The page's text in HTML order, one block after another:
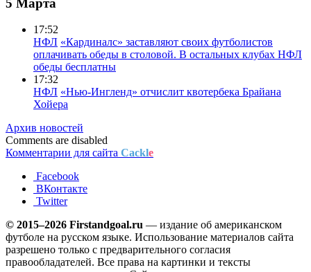
17:52
НФЛ «Кардиналс» заставляют своих футболистов
оплачивать обеды в столовой. В остальных клубах НФЛ
обеды бесплатны
17:32
НФЛ «Нью-Ингленд» отчислит квотербека Брайана
Хойера
Архив новостей
Comments are disabled
Комментарии для сайта Cackle
Facebook
ВКонтакте
Twitter
© 2015–2026 Firstandgoal.ru — издание об американском
футболе на русском языке. Использование материалов cайта
разрешено только с предварительного согласия
правообладателей. Все права на картинки и тексты